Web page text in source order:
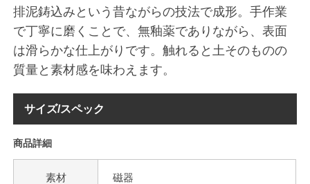
排泥鋳込みという昔ながらの技法で成形。手作業
で丁寧に磨くことで、無釉薬でありながら、表面
は滑らかな仕上がりです。触れると土そのものの
質量と素材感を味わえます。
サイズ/スペック
商品詳細
素材 磁器